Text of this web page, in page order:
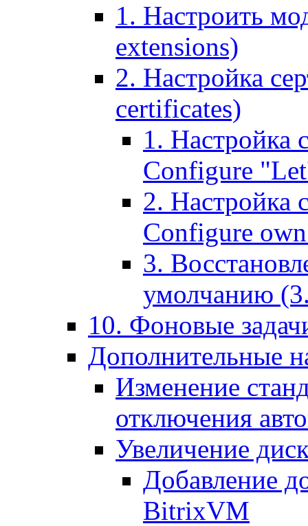
1. Настроить
extensions)
2. Настройка
certificates)
1. Настройка
Configure
2. Настройка
Configure
3.
умолчанию
10. Фоновые
Дополнительные
Изменение
отключения
Увеличение
Добавление
BitrixVM